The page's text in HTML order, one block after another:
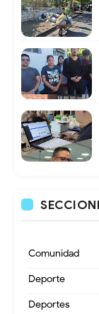
Comunidad
Deporte
Deportes